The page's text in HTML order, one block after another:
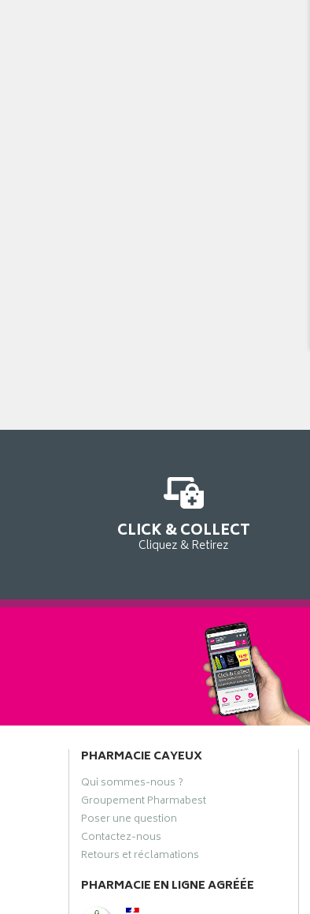
CLICK & COLLECT
Cliquez & Retirez
PHARMACIE CAYEUX
Qui sommes-nous ?
Groupement Pharmabest
Poser une question
Contactez-nous
Retours et réclamations
PHARMACIE EN LIGNE AGRÉÉE